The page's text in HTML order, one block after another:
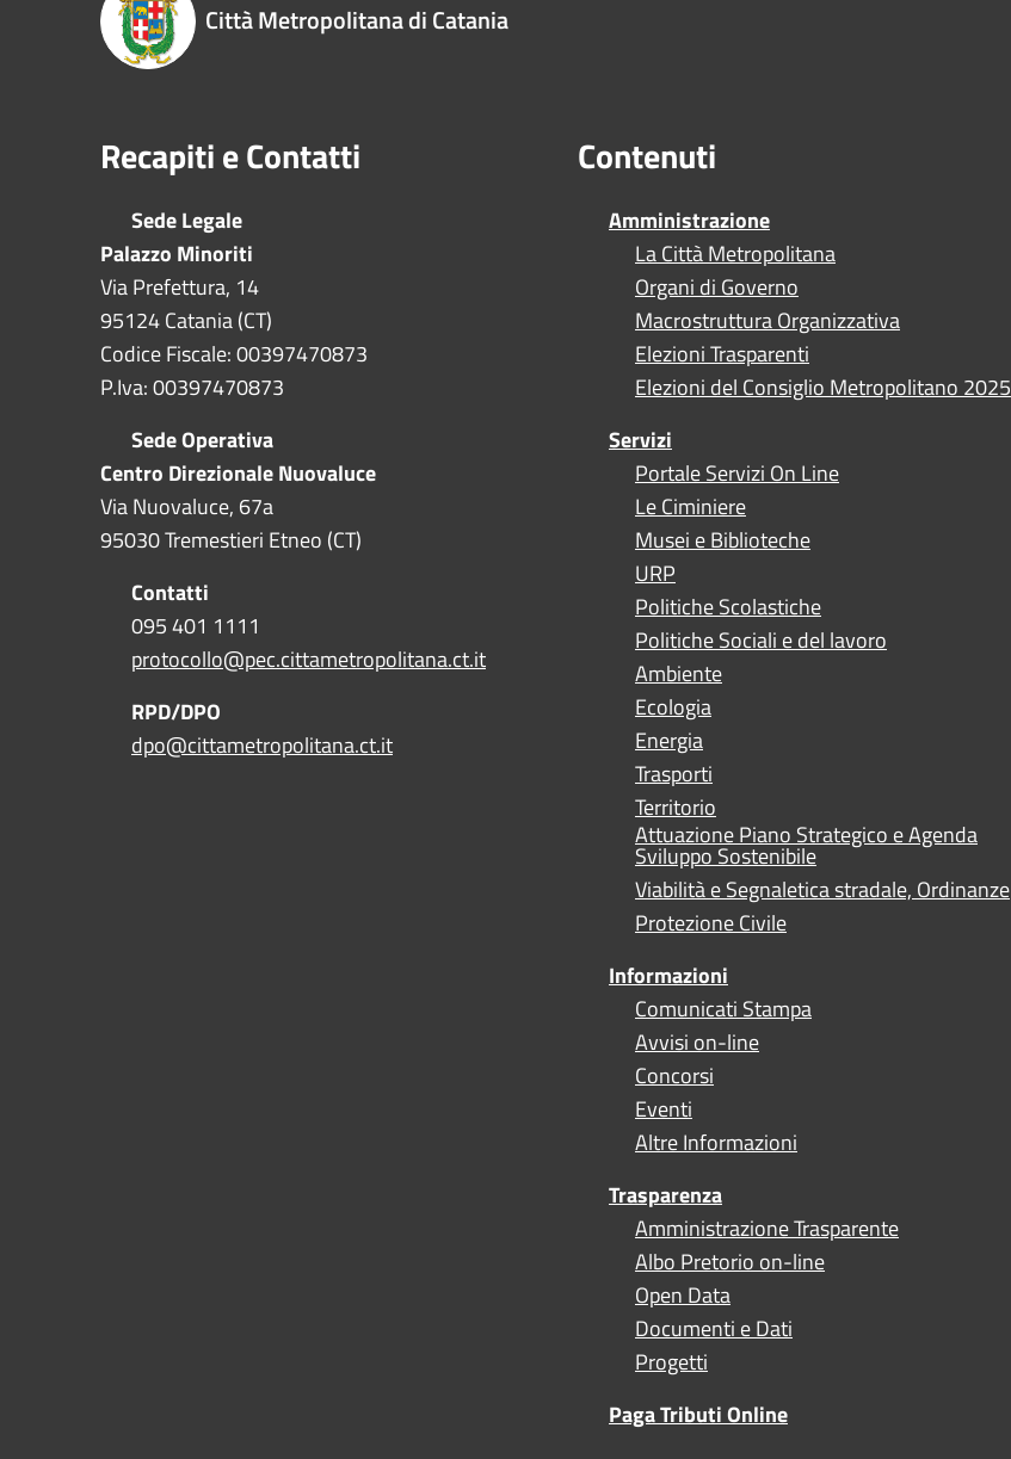
Città Metropolitana di Catania
Recapiti e Contatti
Sede Legale
Palazzo Minoriti
Via Prefettura, 14
95124 Catania (CT)
Codice Fiscale: 00397470873
P.Iva: 00397470873
Sede Operativa
Centro Direzionale Nuovaluce
Via Nuovaluce, 67a
95030 Tremestieri Etneo (CT)
Contatti
095 401 1111
protocollo@pec.cittametropolitana.ct.it
RPD/DPO
dpo@cittametropolitana.ct.it
Contenuti
Amministrazione
La Città Metropolitana
Organi di Governo
Macrostruttura Organizzativa
Elezioni Trasparenti
Elezioni del Consiglio Metropolitano 2025
Servizi
Portale Servizi On Line
Le Ciminiere
Musei e Biblioteche
URP
Politiche Scolastiche
Politiche Sociali e del lavoro
Ambiente
Ecologia
Energia
Trasporti
Territorio
Attuazione Piano Strategico e Agenda
Sviluppo Sostenibile
Viabilità e Segnaletica stradale, Ordinanze
Protezione Civile
Informazioni
Comunicati Stampa
Avvisi on-line
Concorsi
Eventi
Altre Informazioni
Trasparenza
Amministrazione Trasparente
Albo Pretorio on-line
Open Data
Documenti e Dati
Progetti
Paga Tributi Online